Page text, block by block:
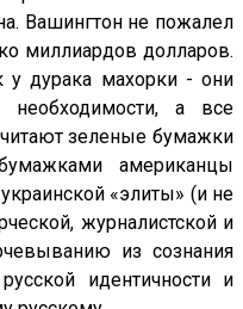
Вашингтон не пожалел
миллиардов долларов.
у дурака махорки - они
а все
зеленые бумажки
американцы
«элиты» (и не
журналистской и
из сознания
идентичности и